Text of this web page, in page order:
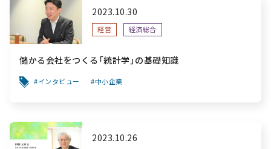
2023.10.30
経営 経済総合
儲かる会社をつくる「統計学」の基礎知識
インタビュー 中小企業
2023.10.26